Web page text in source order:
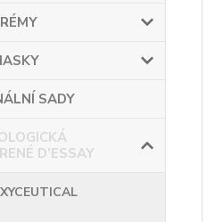
SADY
D’ESSAY